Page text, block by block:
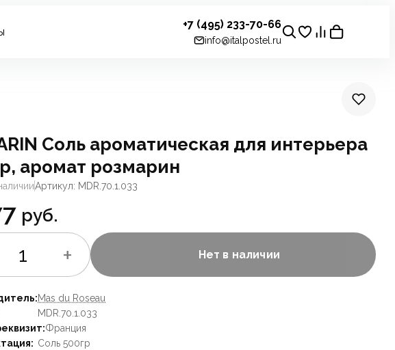
+7 (495) 233-70-66
info@italpostel.ru
Соль ароматическая для интерьера
аромат розмарин
Артикул: MDR.70.1.033
руб.
1 + Нет в наличии
Mas du Roseau
MDR.70.1.033
Франция
Соль 500гр